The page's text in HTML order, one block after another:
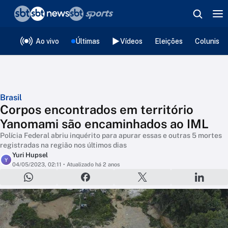
Ao vivo Últimas Vídeos Eleições
Brasil
Corpos encontrados em território
Yanomami são encaminhados ao IML
Polícia Federal abriu inquérito para apurar essas e outras 5 mortes
registradas na região nos últimos dias
Y
Yuri Hupsel
04/05/2023, 02:11 • Atualizado há 2 anos
❮voltar
Editorias